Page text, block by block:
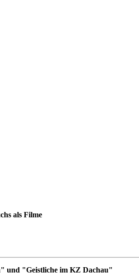
als Filme
und "Geistliche im KZ Dachau"